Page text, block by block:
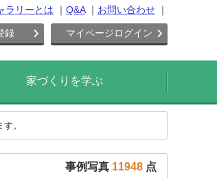
ラリーとは Q&A お問い合わせ
録 マイページログイン
家づくりを学ぶ
。
事例写真 11948 点